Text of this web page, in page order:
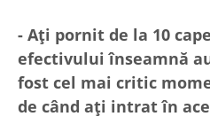
- Ați pornit de la 10
efectivului înseamnă
fost cel mai critic
de când ați intrat în